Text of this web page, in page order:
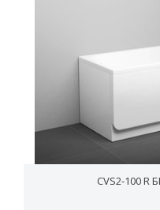
CVS2-100 R